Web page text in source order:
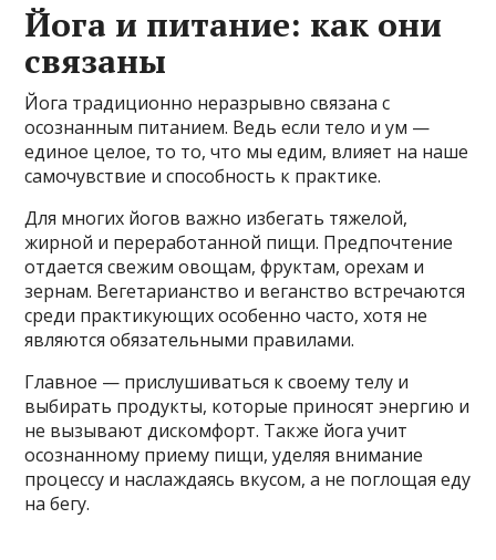
Йога и питание: как они
связаны
Йога традиционно неразрывно связана с
осознанным питанием. Ведь если тело и ум —
единое целое, то то, что мы едим, влияет на наше
самочувствие и способность к практике.
Для многих йогов важно избегать тяжелой,
жирной и переработанной пищи. Предпочтение
отдается свежим овощам, фруктам, орехам и
зернам. Вегетарианство и веганство встречаются
среди практикующих особенно часто, хотя не
являются обязательными правилами.
Главное — прислушиваться к своему телу и
выбирать продукты, которые приносят энергию и
не вызывают дискомфорт. Также йога учит
осознанному приему пищи, уделяя внимание
процессу и наслаждаясь вкусом, а не поглощая еду
на бегу.